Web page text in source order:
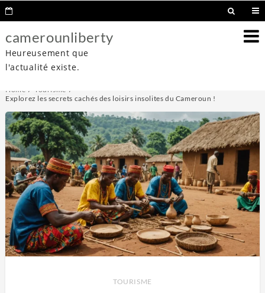
camerounliberty
Heureusement que
l'actualité existe.
Home
Tourisme
Explorez les secrets cachés des loisirs insolites du Cameroun !
TOURISME